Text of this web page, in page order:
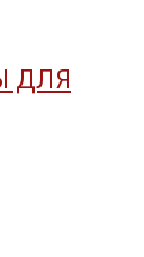
ДЛЯ